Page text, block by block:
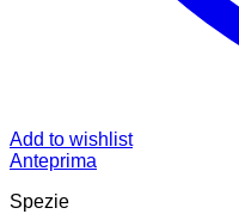
Add to wishlist
Anteprima
Spezie